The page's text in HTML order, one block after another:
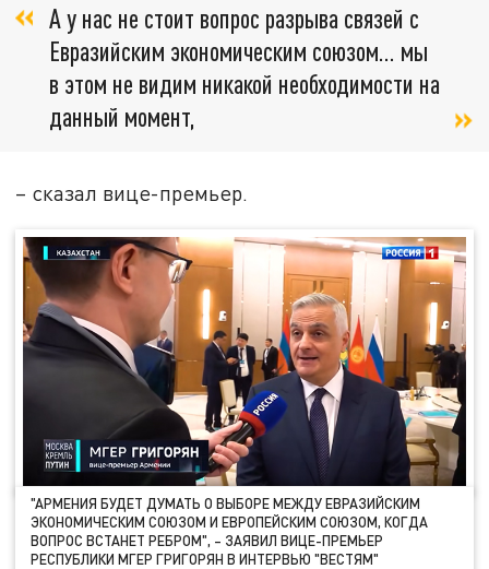
А у нас не стоит вопрос разрыва связей с
Евразийским экономическим союзом… мы
в этом не видим никакой необходимости на
данный момент,
– сказал вице-премьер.
"АРМЕНИЯ БУДЕТ ДУМАТЬ О ВЫБОРЕ МЕЖДУ ЕВРАЗИЙСКИМ
ЭКОНОМИЧЕСКИМ СОЮЗОМ И ЕВРОПЕЙСКИМ СОЮЗОМ, КОГДА
ВОПРОС ВСТАНЕТ РЕБРОМ", – ЗАЯВИЛ ВИЦЕ-ПРЕМЬЕР
РЕСПУБЛИКИ МГЕР ГРИГОРЯН В ИНТЕРВЬЮ "ВЕСТЯМ"